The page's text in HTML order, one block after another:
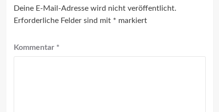
Deine E-Mail-Adresse wird nicht veröffentlicht.
Erforderliche Felder sind mit * markiert
Kommentar *